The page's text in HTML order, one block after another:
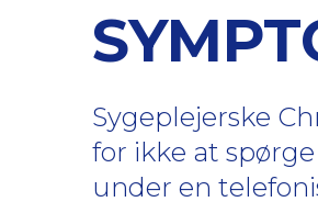
Sygeplejerske
for ikke at
under en